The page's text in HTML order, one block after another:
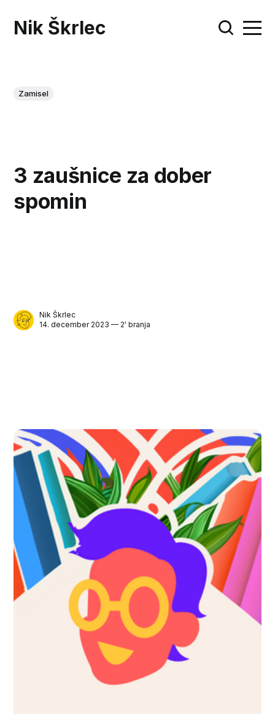
Nik Škrlec
Zamisel
3 zaušnice za dober
spomin
Nik Škrlec
14. december 2023 — 2' branja